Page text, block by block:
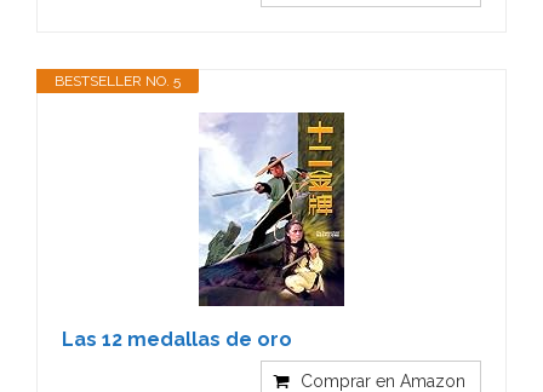
BESTSELLER NO. 5
Las 12 medallas de oro
Comprar en Amazon